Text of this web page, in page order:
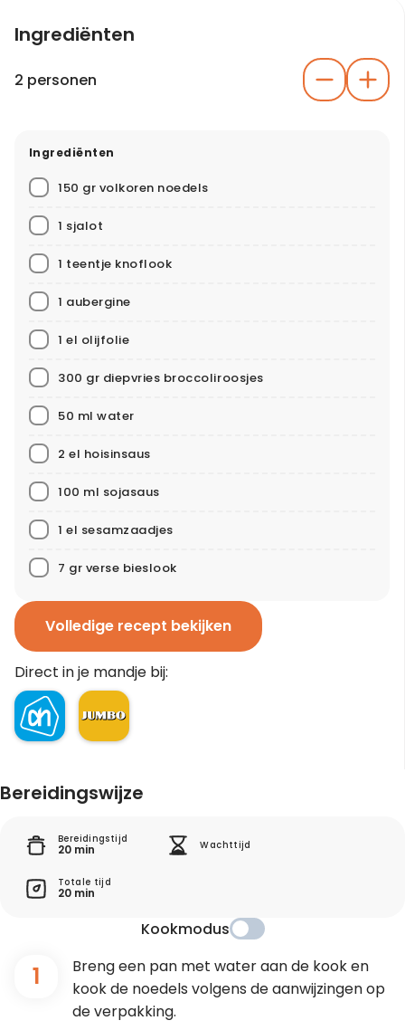
Ingrediënten
2 personen
Ingrediënten
150 gr volkoren noedels
1 sjalot
1 teentje knoflook
1 aubergine
1 el olijfolie
300 gr diepvries broccoliroosjes
50 ml water
2 el hoisinsaus
100 ml sojasaus
1 el sesamzaadjes
7 gr verse bieslook
Volledige recept bekijken
Direct in je mandje bij:
Bereidingswijze
Bereidingstijd
20 min Wachttijd
Totale tijd
20 min
Kookmodus
1
Breng een pan met water aan de kook en
kook de noedels volgens de aanwijzingen op
de verpakking.